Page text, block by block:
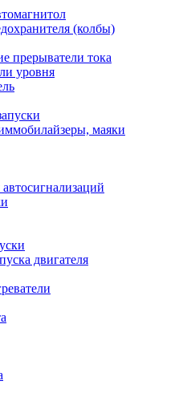
(колбы)
прерыватели тока
уровня
маяки
двигателя